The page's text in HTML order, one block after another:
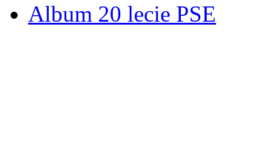
Album 20 lecie PSE